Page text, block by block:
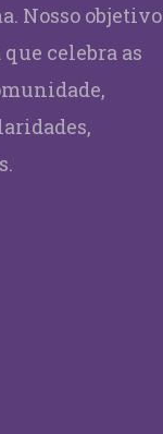
Nosso objetivo
celebra as